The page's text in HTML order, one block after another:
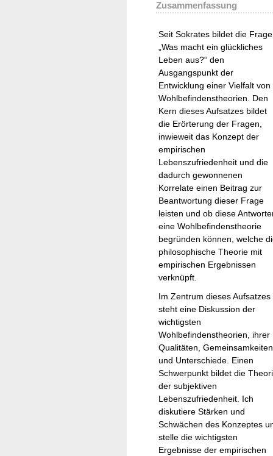
Zusammenfassung
Seit Sokrates bildet die Frage
„Was macht ein glückliches
Leben aus?“ den
Ausgangspunkt der
Entwicklung einer Vielfalt von
Wohlbefindenstheorien. Den
Kern dieses Aufsatzes bildet
die Erörterung der Fragen,
inwieweit das Konzept der
empirischen
Lebenszufriedenheit und die
dadurch gewonnenen
Korrelate einen Beitrag zur
Beantwortung dieser Frage
leisten und ob diese
eine Wohlbefindenstheorie
begründen können, welche
philosophische Theorie mit
empirischen Ergebnissen
verknüpft.
Im Zentrum dieses Aufsatzes
steht eine Diskussion der
wichtigsten
Wohlbefindenstheorien, ihrer
Qualitäten, Gemeinsamkeiten
und Unterschiede. Einen
Schwerpunkt bildet die
der subjektiven
Lebenszufriedenheit. Ich
diskutiere Stärken und
Schwächen des Konzeptes
stelle die wichtigsten
Ergebnisse der empirischen